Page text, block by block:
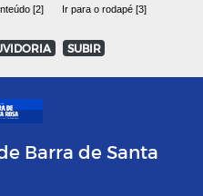
[2] Ir para o rodapé [3]
SUBIR
Barra de Santa